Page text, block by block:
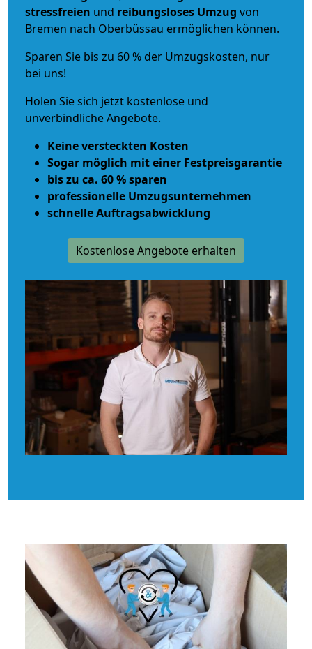
stressfreien und reibungsloses Umzug von
Bremen nach Oberbüssau ermöglichen können.
Sparen Sie bis zu 60 % der Umzugskosten, nur
bei uns!
Holen Sie sich jetzt kostenlose und
unverbindliche Angebote.
Keine versteckten Kosten
Sogar möglich mit einer Festpreisgarantie
bis zu ca. 60 % sparen
professionelle Umzugsunternehmen
schnelle Auftragsabwicklung
Kostenlose Angebote erhalten